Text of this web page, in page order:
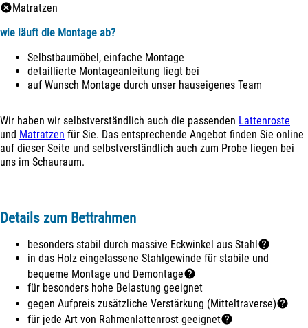
Matratzen
wie läuft die Montage ab?
Selbstbaumöbel, einfache Montage
detaillierte Montageanleitung liegt bei
auf Wunsch Montage durch unser hauseigenes Team
Wir haben wir selbstverständlich auch die passenden Lattenroste
und Matratzen für Sie. Das entsprechende Angebot finden Sie online
auf dieser Seite und selbstverständlich auch zum Probe liegen bei
uns im Schauraum.
Details zum Bettrahmen
besonders stabil durch massive Eckwinkel aus Stahl
in das Holz eingelassene Stahlgewinde für stabile und
bequeme Montage und Demontage
für besonders hohe Belastung geeignet
gegen Aufpreis zusätzliche Verstärkung (Mitteltraverse)
für jede Art von Rahmenlattenrost geeignet